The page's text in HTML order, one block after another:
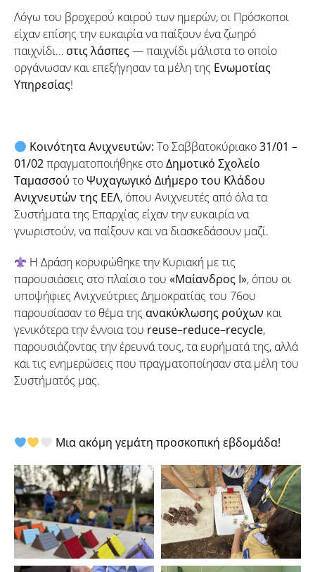
Λόγω του βροχερού καιρού των ημερών, οι Πρόσκοποι
είχαν επίσης την ευκαιρία να παίξουν ένα ζωηρό
παιχνίδι… στις λάσπες— παιχνίδι μάλιστα το οποίο
οργάνωσαν και επεξήγησαν τα μέλη της Ενωμοτίας
Υπηρεσίας!
Κοινότητα Ανιχνευτών:Το Σαββατοκύριακο31/01 –
01/02πραγματοποιήθηκε στοΔημοτικό Σχολείο
Ταμασσού τοΨυχαγωγικό Διήμερο του Κλάδου
Ανιχνευτών της ΕΕΛ, όπου Ανιχνευτές από όλα τα
Συστήματα της Επαρχίας είχαν την ευκαιρία να
γνωριστούν, να παίξουν και να διασκεδάσουν μαζί.
Η Δράση κορυφώθηκε την Κυριακή με τις
παρουσιάσεις στο πλαίσιο του «Μαίανδρος Ι», όπου οι
υποψήφιες Ανιχνεύτριες Δημοκρατίας του 76ου
παρουσίασαν το θέμα της ανακύκλωσης ρούχων και
γενικότερα την έννοια του reuse–reduce–recycle,
παρουσιάζοντας την έρευνά τους, τα ευρήματά της, αλλά
και τις ενημερώσεις που πραγματοποίησαν στα μέλη του
Συστήματός μας.
Μια ακόμη γεμάτη προσκοπική εβδομάδα!